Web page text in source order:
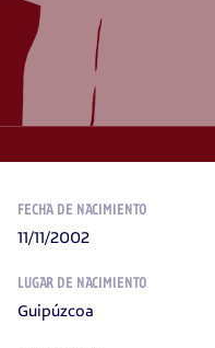
FECHA DE NACIMIENTO
11/11/2002
LUGAR DE NACIMIENTO
Guipúzcoa